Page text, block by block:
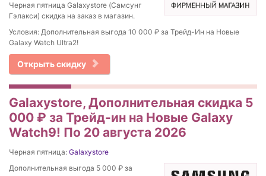
Черная пятница Galaxystore (Самсунг
Гэлакси) скидка на заказ в магазин.
Условия: Дополнительная выгода 10 000 ₽ за Трейд-Ин на Новые
Galaxy Watch Ultra2!
Открыть скидку
Galaxystore, Дополнительная скидка 5
000 ₽ за Трейд-ин на Новые Galaxy
Watch9! По 20 августа 2026
Черная пятница: Galaxystore
Дополнительная выгода 5 000 ₽ за